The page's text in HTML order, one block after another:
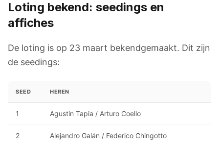
Loting bekend: seedings en
affiches
De loting is op 23 maart bekendgemaakt. Dit zijn
de seedings:
SEED HEREN
1 Agustin Tapia / Arturo Coello
2 Alejandro Galán / Federico Chingotto